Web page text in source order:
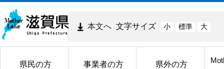
本文へ 文字サイズ 小 標準 大
県民の方 事業者の方 県外の方